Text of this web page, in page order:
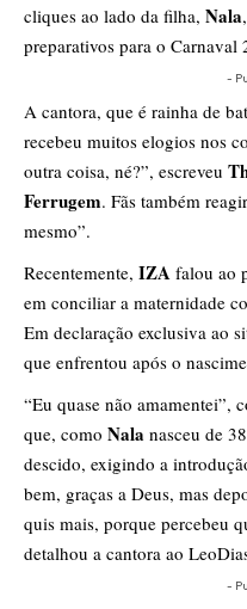
cliques ao lado da filha, Nala
preparativos para o Carnaval
-
A cantora, que é rainha de
recebeu muitos elogios nos
outra coisa, né?”, escreveu
Ferrugem. Fãs também
mesmo”.
Recentemente, IZA falou ao
em conciliar a maternidade
Em declaração exclusiva ao
que enfrentou após o
“Eu quase não amamentei”,
que, como Nala nasceu de
descido, exigindo a
bem, graças a Deus, mas
quis mais, porque percebeu
detalhou a cantora ao
-